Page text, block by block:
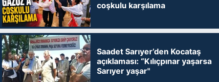
coşkulu karşılama
Saadet Sarıyer’den Kocataş
açıklaması: “Kılıçpınar yaşarsa
Sarıyer yaşar"